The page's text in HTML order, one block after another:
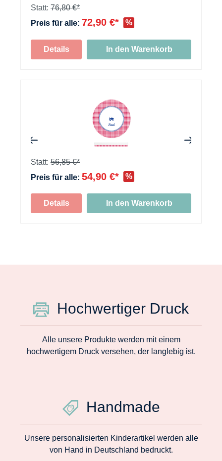
Statt: 76,80 €*
Preis für alle: 72,90 €* %
Details In den Warenkorb
Statt: 56,85 €*
Preis für alle: 54,90 €* %
Details In den Warenkorb
Hochwertiger Druck
Alle unsere Produkte werden mit einem
hochwertigem Druck versehen, der langlebig ist.
Handmade
Unsere personalisierten Kinderartikel werden alle
von Hand in Deutschland bedruckt.